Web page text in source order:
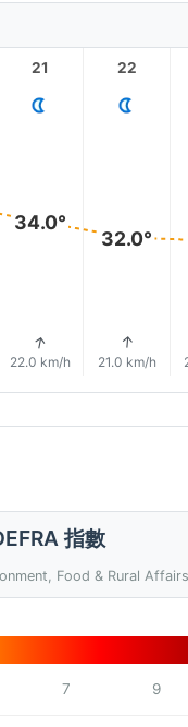
21
34.0°
↑
22.0 km/h
22
32.0°
↑
21.0 km/h
指數
Food & Rural Affairs
7 9